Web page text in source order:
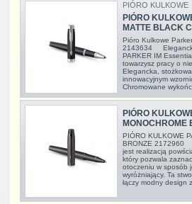
PIÓRO KULKOWE
PIÓRO
MATTE BLACK
Pióro Kulkowe
2143634
PARKER IM
towarzysz pracy o
Elegancka,
innowacyjnym
Chromowane
PIÓRO
MONOCHROME
PIÓRO KULKOWE
BRONZE 2172960
jest realizacją
który pozwala
otoczeniu w sposób
wyróżniający. Ta
łączy modny design